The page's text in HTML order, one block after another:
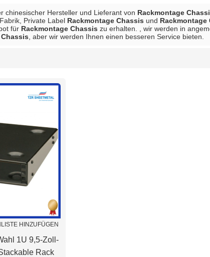
chinesischer Hersteller und Lieferant von Rackmontage
Private Label Rackmontage Chassis und Rackmontage
für Rackmontage Chassis zu erhalten. , wir werden in
, aber wir werden Ihnen einen besseren Service bieten.
HINZUFÜGEN
1U 9,5-Zoll-
Rack